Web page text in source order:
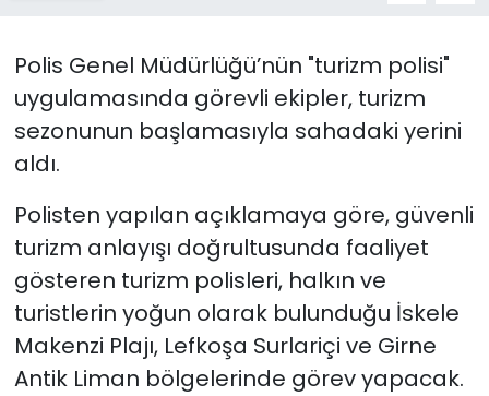
Polis Genel Müdürlüğü’nün "turizm polisi"
uygulamasında görevli ekipler, turizm
sezonunun başlamasıyla sahadaki yerini
aldı.
Polisten yapılan açıklamaya göre, güvenli
turizm anlayışı doğrultusunda faaliyet
gösteren turizm polisleri, halkın ve
turistlerin yoğun olarak bulunduğu İskele
Makenzi Plajı, Lefkoşa Surlariçi ve Girne
Antik Liman bölgelerinde görev yapacak.
Otomobil Dünyası
SAĞLIK
Spor
Teknoloji
TÜRKiYE